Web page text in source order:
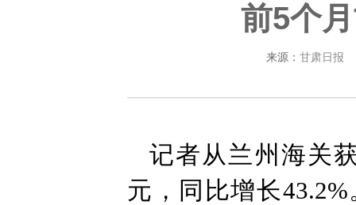
前5个
来源： 甘肃日报
记者从兰州海关
元，同比增长